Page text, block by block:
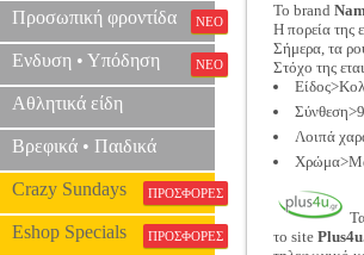
Προσωπική φροντίδα ΝΕΟ
Ενδυση • Υπόδηση ΝΕΟ
Αθλητικά είδη
Βρεφικά • Παιδικά
Crazy Sundays ΠΡΟΣΦΟΡΕΣ
Eshop Specials ΠΡΟΣΦΟΡΕΣ
Το brand
Η πορεία της
Σήμερα, τα
Στόχο της
Λοιπά
το site